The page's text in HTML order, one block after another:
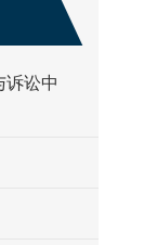
诉讼中